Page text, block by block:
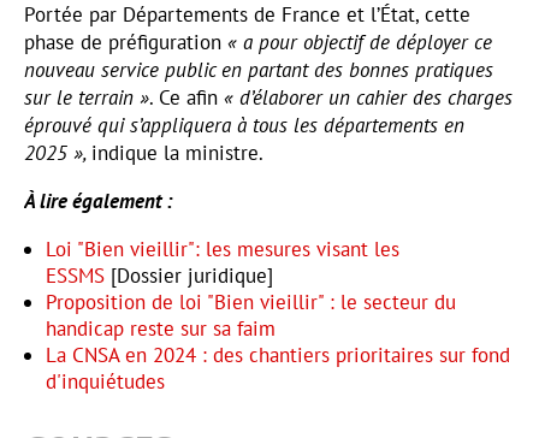
Portée par Départements de France et l’État, cette
phase de préfiguration « a pour objectif de déployer ce
nouveau service public en partant des bonnes pratiques
sur le terrain ». Ce afin « d’élaborer un cahier des charges
éprouvé qui s’appliquera à tous les départements en
2025 », indique la ministre.
À lire également :
Loi "Bien vieillir": les mesures visant les
ESSMS [Dossier juridique]
Proposition de loi "Bien vieillir" : le secteur du
handicap reste sur sa faim
La CNSA en 2024 : des chantiers prioritaires sur fond
d'inquiétudes